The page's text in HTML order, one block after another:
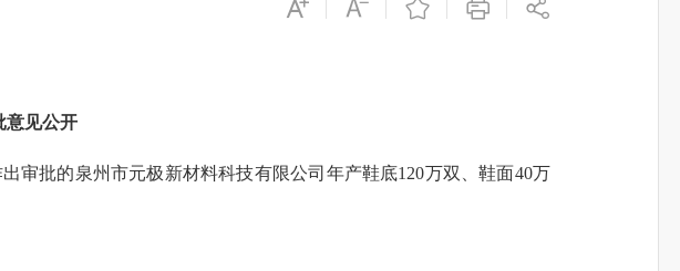
意见公开
审批的泉州市元极新材料科技有限公司年产鞋底120万双、鞋面40万